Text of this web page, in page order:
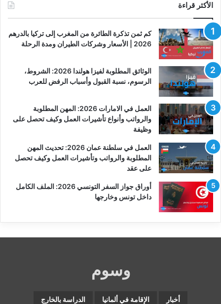
الأكثر قراءة
كم ثمن تذكرة الطائرة من المغرب إلى تركيا بالدرهم
2026 | الأسعار وشركات الطيران ومدة الرحلة
الوثائق المطلوبة لفيزا هولندا 2026: الشروط،
الرسوم، نسبة القبول وأسباب الرفض للعرب
العمل في الامارات 2026: المهن المطلوبة
والرواتب وأنواع تأشيرات العمل وكيف تحصل على
وظيفة
العمل في سلطنة عمان 2026: تحديث المهن
المطلوبة والرواتب وتأشيرات العمل وكيف تحصل
على عقد
أوراق جواز السفر التونسي 2026: الملف الكامل
داخل تونس وخارجها
وسوم
أخبار الإقامة في ألمانيا الدراسة بالخارج